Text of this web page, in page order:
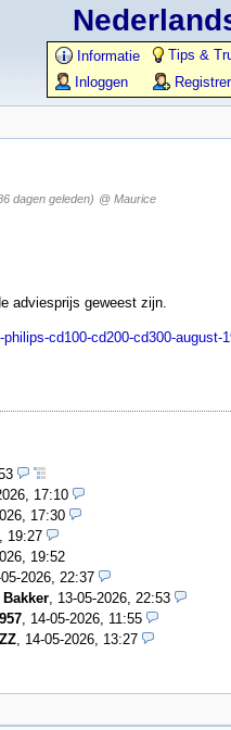
Informatie
Tips &
Inloggen
dagen geleden) @ Maurice
adviesprijs geweest zijn.
cd100-cd200-cd300-august-
17:10
17:30
19:27
19:52
2026, 22:37
Bakker, 13-05-2026, 22:53
, 14-05-2026, 11:55
, 14-05-2026, 13:27